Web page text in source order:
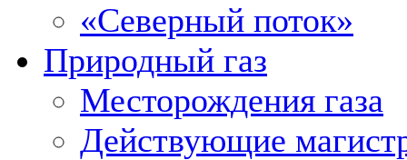
«Северный поток»
Природный газ
Месторождения газа
Действующие